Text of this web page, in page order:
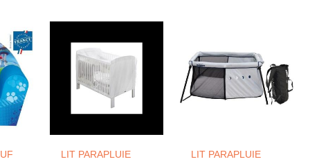
LIT PARAPLUIE LIT PARAPLUIE